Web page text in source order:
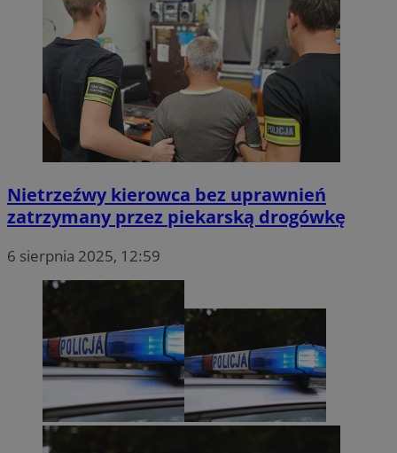
Nietrzeźwy kierowca bez uprawnień
zatrzymany przez piekarską drogówkę
6 sierpnia 2025, 12:59